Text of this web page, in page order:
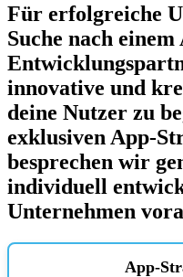
Für erfolgreiche
Suche nach einem
innovative und
deine Nutzer zu
exklusiven App-
besprechen wir
individuell
Unternehmen
App-